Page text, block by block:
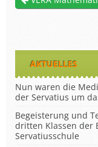
AKTUELLES
Nun waren die
der Servatius um
Begeisterung und
dritten Klassen der
Servatiusschule